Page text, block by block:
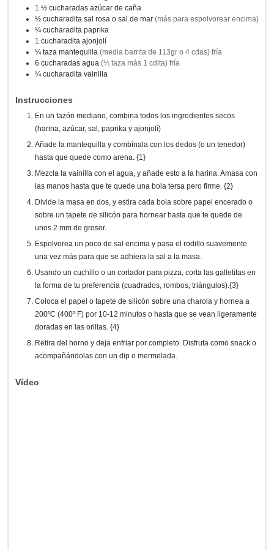
1 ½ cucharadas azúcar de caña
½ cucharadita sal rosa o sal de mar (más para espolvorear encima)
¼ cucharadita paprika
1 cucharadita ajonjolí
¼ taza mantequilla (media barrita de 113gr o 4 cdas) fría
6 cucharadas agua (⅓ taza más 1 cdita) fría
¼ cucharadita vainilla
Instrucciones
En un tazón mediano, combina todos los ingredientes secos
(harina, azúcar, sal, paprika y ajonjolí)
Añade la mantequilla y combínala con los dedos (o un tenedor)
hasta que quede como arena. {1}
Mezcla la vainilla con el agua, y añade esto a la harina. Amasa con
las manos hasta que te quede una bola tersa pero firme. {2}
Divide la masa en dos, y estira cada bola sobre papel encerado o
sobre un tapete de silicón para hornear hasta que te quede de
unos 2 mm de grosor.
Espolvorea un poco de sal encima y pasa el rodillo suavemente
una vez más para que se adhiera la sal a la masa.
Usando un cuchillo o un cortador para pizza, corta las galletitas en
la forma de tu preferencia (cuadrados, rombos, triángulos).{3}
Coloca el papel o tapete de silicón sobre una charola y hornea a
200ºC (400º F) por 10-12 minutos o hasta que se vean ligeramente
doradas en las orillas. {4}
Retira del horno y deja enfriar por completo. Disfruta como snack o
acompañándolas con un dip o mermelada.
Vídeo